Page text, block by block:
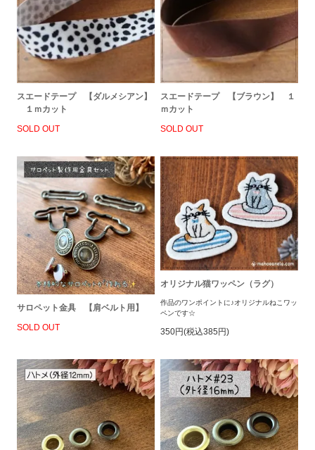
スエードテープ 【ダルメシアン】
１ｍカット
SOLD OUT
スエードテープ 【ブラウン】 １
ｍカット
SOLD OUT
サロペット金具 【肩ベルト用】
SOLD OUT
オリジナル猫ワッペン（ラグ）
作品のワンポイントに♪オリジナルねこワッ
ペンです☆
350円(税込385円)